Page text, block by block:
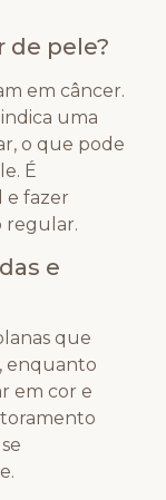
de pele?
em câncer.
uma
o que pode
É
e fazer
regular.
e
que
enquanto
em cor e